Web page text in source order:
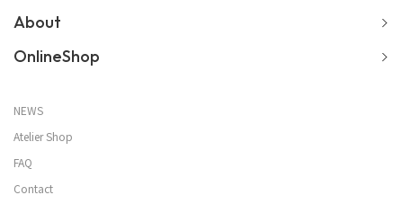
About
OnlineShop
NEWS
Atelier Shop
FAQ
Contact